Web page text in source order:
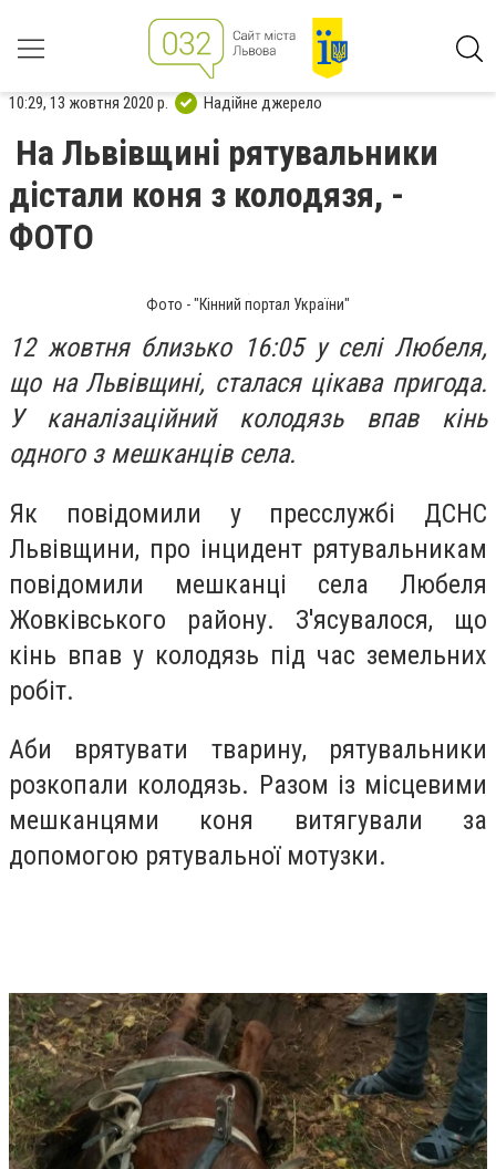
10:29, 13 жовтня 2020 р. Надійне джерело
На Львівщині рятувальники
дістали коня з колодязя, -
ФОТО
Фото - "Кінний портал України"
12 жовтня близько 16:05 у селі Любеля,
що на Львівщині, сталася цікава пригода.
У каналізаційний колодязь впав кінь
одного з мешканців села.
Як повідомили у пресслужбі ДСНС
Львівщини, про інцидент рятувальникам
повідомили мешканці села Любеля
Жовківського району. З'ясувалося, що
кінь впав у колодязь під час земельних
робіт.
Аби врятувати тварину, рятувальники
розкопали колодязь. Разом із місцевими
мешканцями коня витягували за
допомогою рятувальної мотузки.